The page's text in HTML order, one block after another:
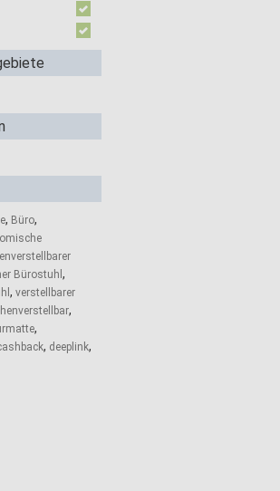
, Büro,
Bürostuhl ,
, verstellbarer
,
,
, deeplink,